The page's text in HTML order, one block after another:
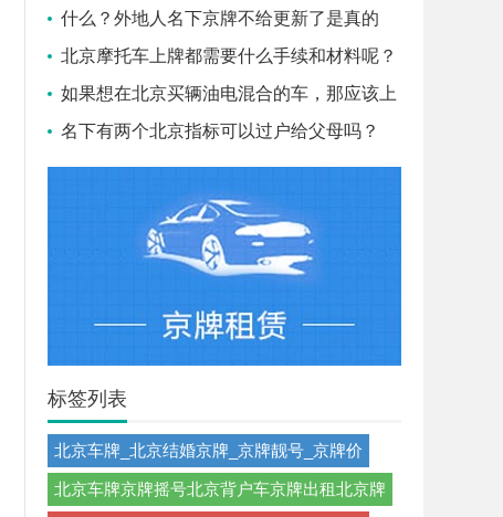
么条件？
什么？外地人名下京牌不给更新了是真的
吗？
北京摩托车上牌都需要什么手续和材料呢？
如果想在北京买辆油电混合的车，那应该上
蓝牌还是绿牌？
名下有两个北京指标可以过户给父母吗？
标签列表
北京车牌_北京结婚京牌_京牌靓号_京牌价
北京车牌京牌摇号北京背户车京牌出租北京牌